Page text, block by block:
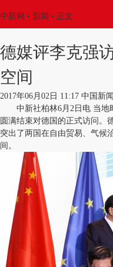
中新网 • 新闻 • 正文
德媒评李克强
空间
2017年06月02日 11:17 中国新
中新社柏林6月2日电 当地
圆满结束对德国的正式访问。
突出了两国在自由贸易、气候
间。